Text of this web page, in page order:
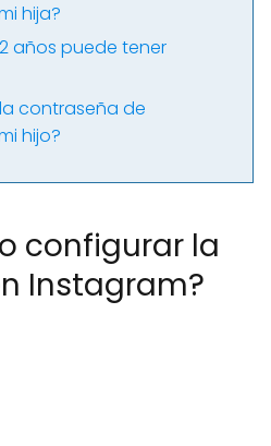
hija?
años puede tener
contraseña de
hijo?
configurar la
Instagram?